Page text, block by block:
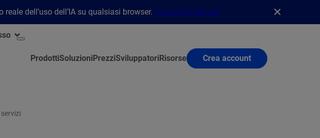
dell’uso dell’IA su qualsiasi browser. Visualizza dettagli
ProdottiSoluzioniPrezziSviluppatoriRisorse Crea account